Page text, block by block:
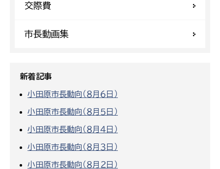
交際費
市長動画集
新着記事
小田原市長動向（８月６日）
小田原市長動向（８月５日）
小田原市長動向（８月４日）
小田原市長動向（８月３日）
小田原市長動向（８月２日）